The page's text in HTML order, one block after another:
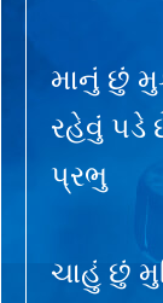
માનું છું
રહેવું પડે
પ્રભુ
ચાહું છું